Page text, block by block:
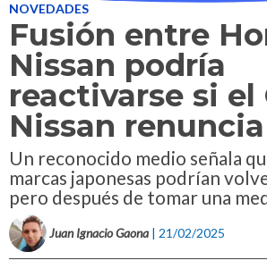
NOVEDADES
Fusión entre
Nissan podría
reactivarse si el
Nissan renuncia
Un reconocido medio señala
marcas japonesas podrían
pero después de tomar una
Juan Ignacio Gaona | 21/02/2025